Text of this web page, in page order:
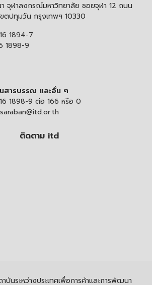
จุฬาลงกรณ์มหาวิทยาลัย ซอยจุฬา 12 ถนน
ตปทุมวัน กรุงเทพฯ 10330
1894-7
1898-9
สารบรรณ และอื่น ๆ
1898-9 ต่อ 166 หรือ 0
saraban@itd.or.th
ติดตาม itd
นระหว่างประเทศเพื่อการค้าและการพัฒนา